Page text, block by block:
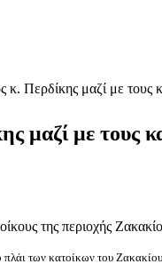
Περδίκης μαζί με τους
μαζί με τους
των κατοίκων του